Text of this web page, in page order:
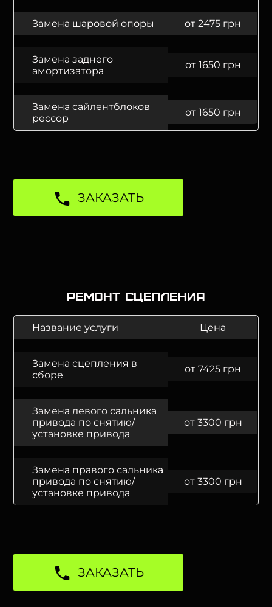
Замена шаровой опоры от 2475 грн
Замена заднего
амортизатора
от 1650 грн
Замена сайлентблоков
рессор
от 1650 грн
ЗАКАЗАТЬ
Ремонт сцепления
Название услуги Цена
Замена сцепления в
сборе
от 7425 грн
Замена левого сальника
привода по снятию/
установке привода
от 3300 грн
Замена правого сальника
привода по снятию/
установке привода
от 3300 грн
ЗАКАЗАТЬ